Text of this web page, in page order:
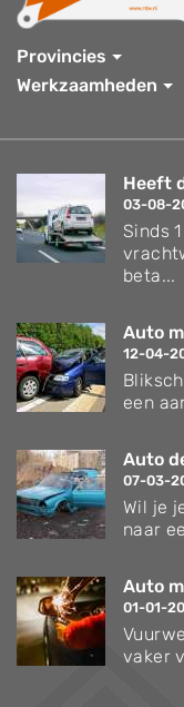
Provincies
Werkzaamheden
Heeft
03-08-
Sinds
beta...
Auto
12-04-
een
Auto
07-03-
Wil je
naar
Auto
01-01-
vaker